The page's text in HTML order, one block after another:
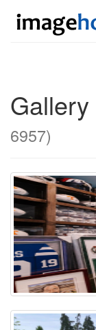
Gallery
6957)